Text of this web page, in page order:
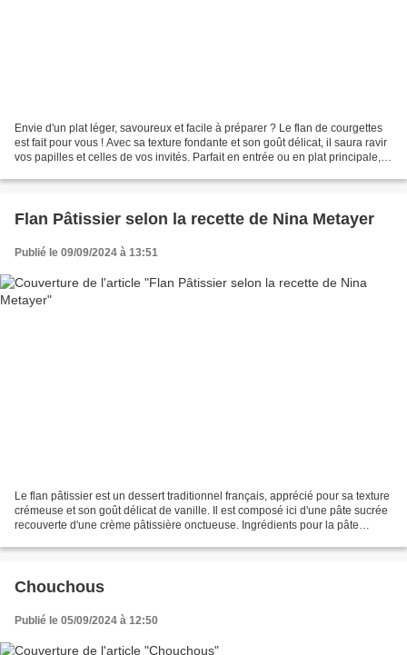
Envie d'un plat léger, savoureux et facile à préparer ? Le flan de courgettes
est fait pour vous ! Avec sa texture fondante et son goût délicat, il saura ravir
vos papilles et celles de vos invités. Parfait en entrée ou en plat principale,
Flan Pâtissier selon la recette de Nina Metayer
Publié le 09/09/2024 à 13:51
Le flan pâtissier est un dessert traditionnel français, apprécié pour sa texture
crémeuse et son goût délicat de vanille. Il est composé ici d'une pâte sucrée
recouverte d'une crème pâtissière onctueuse. Ingrédients pour la pâte
Chouchous
Publié le 05/09/2024 à 12:50